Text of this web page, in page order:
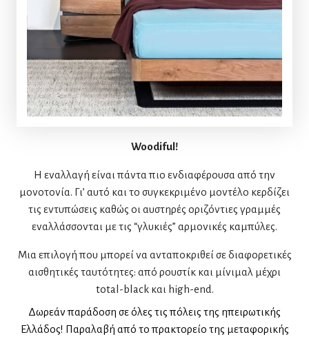
Woodiful!
Η εναλλαγή είναι πάντα πιο ενδιαφέρουσα από την
μονοτονία. Γι’ αυτό και το συγκεκριμένο μοντέλο κερδίζει
τις εντυπώσεις καθώς οι αυστηρές οριζόντιες γραμμές
εναλλάσσονται με τις “γλυκιές” αρμονικές καμπύλες.
Μια επιλογή που μπορεί να ανταποκριθεί σε διαφορετικές
αισθητικές ταυτότητες: από ρουστίκ και μίνιμαλ μέχρι
total-black και high-end.
Δωρεάν παράδοση σε όλες τις πόλεις της ηπειρωτικής
Ελλάδος! Παραλαβή από το πρακτορείο της μεταφορικής